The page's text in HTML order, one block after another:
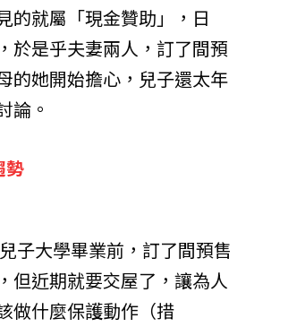
的就屬「現金贊助」，日
於是乎夫妻兩人，訂了間預
的她開始擔心，兒子還太年
論。
勢
子大學畢業前，訂了間預售
但近期就要交屋了，讓為人
做什麼保護動作（措